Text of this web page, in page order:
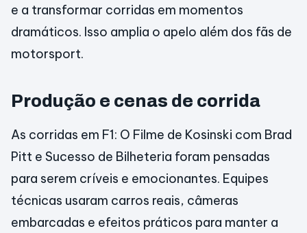
e a transformar corridas em momentos
dramáticos. Isso amplia o apelo além dos fãs de
motorsport.
Produção e cenas de corrida
As corridas em F1: O Filme de Kosinski com Brad
Pitt e Sucesso de Bilheteria foram pensadas
para serem críveis e emocionantes. Equipes
técnicas usaram carros reais, câmeras
embarcadas e efeitos práticos para manter a